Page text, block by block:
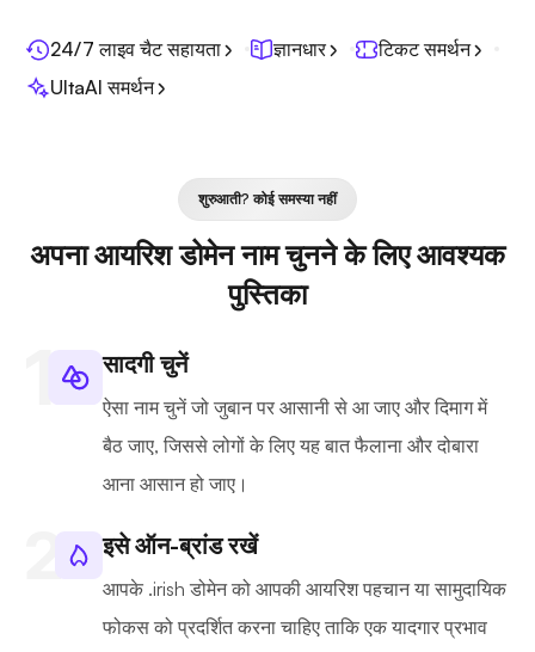
24/7 लाइव चैट सहायता ज्ञानधार
टिकट समर्थन
UltaAI समर्थन
शुरुआती? कोई समस्या नहीं
अपना आयरिश डोमेन नाम चुनने के लिए आवश्यक
पुस्तिका
सादगी चुनें
ऐसा नाम चुनें जो जुबान पर आसानी से आ जाए और दिमाग में
बैठ जाए, जिससे लोगों के लिए यह बात फैलाना और दोबारा
आना आसान हो जाए।
इसे ऑन-ब्रांड रखें
आपके .irish डोमेन को आपकी आयरिश पहचान या सामुदायिक
फोकस को प्रदर्शित करना चाहिए ताकि एक यादगार प्रभाव